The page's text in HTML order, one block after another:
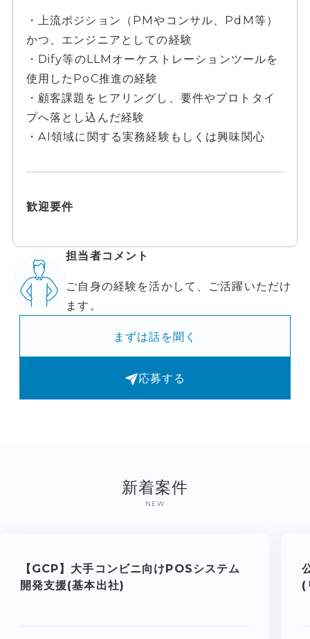
・上流ポジション（PMやコンサル、PdM等）
かつ、エンジニアとしての経験
・Dify等のLLMオーケストレーションツールを
使用したPoC推進の経験
・顧客課題をヒアリングし、要件やプロトタイ
プへ落とし込んだ経験
・AI領域に関する実務経験もしくは興味関心
歓迎要件
担当者コメント
ご自身の経験を活かして、ご活躍いただけ
ます。
まずは話を聞く
応募する
新着案件
NEW
【GCP】大手コンビニ向けPOSシステム
開発支援(基本出社)
(